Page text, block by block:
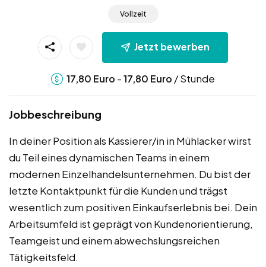
Vollzeit
Jetzt bewerben
17,80 Euro -17,80 Euro / Stunde
Jobbeschreibung
In deiner Position als Kassierer/in in Mühlacker wirst
du Teil eines dynamischen Teams in einem
modernen Einzelhandelsunternehmen. Du bist der
letzte Kontaktpunkt für die Kunden und trägst
wesentlich zum positiven Einkaufserlebnis bei. Dein
Arbeitsumfeld ist geprägt von Kundenorientierung,
Teamgeist und einem abwechslungsreichen
Tätigkeitsfeld.